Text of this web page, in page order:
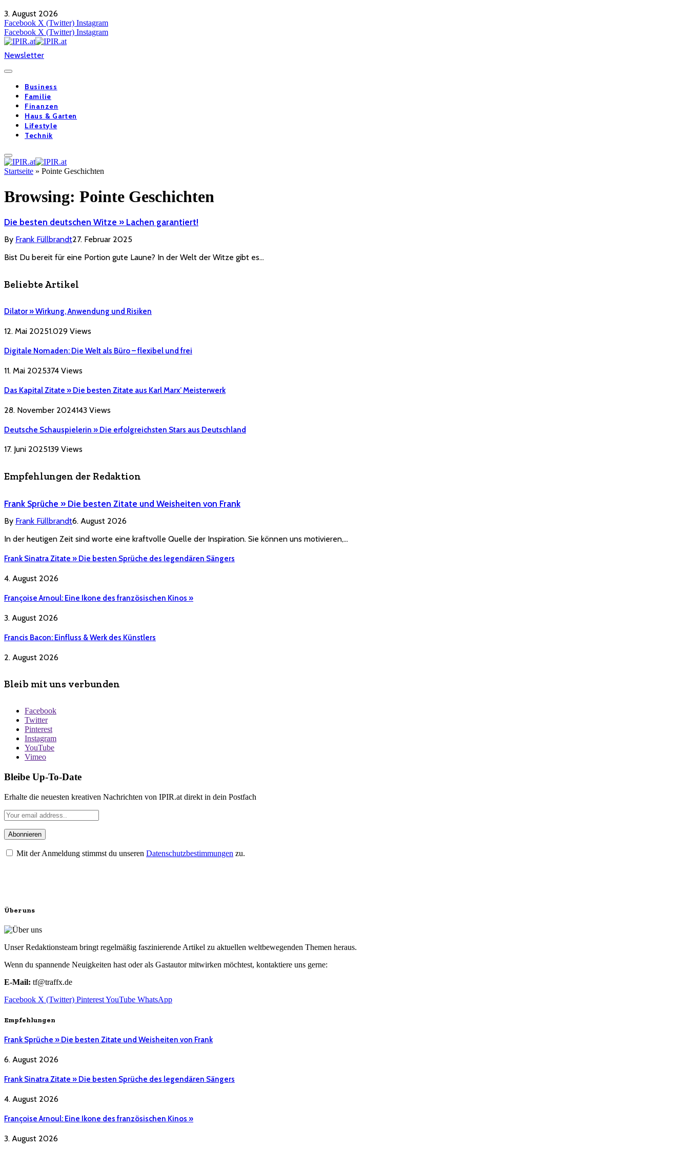
3. August 2026
Facebook X (Twitter) Instagram
Facebook X (Twitter) Instagram
Newsletter
Business
Familie
Finanzen
Haus & Garten
Lifestyle
Technik
Startseite » Pointe Geschichten
Browsing: Pointe Geschichten
Die besten deutschen Witze » Lachen garantiert!
By Frank Füllbrandt27. Februar 2025
Bist Du bereit für eine Portion gute Laune? In der Welt der Witze gibt es…
Beliebte Artikel
Dilator » Wirkung, Anwendung und Risiken
12. Mai 20251.029 Views
Digitale Nomaden: Die Welt als Büro – flexibel und frei
11. Mai 2025374 Views
Das Kapital Zitate » Die besten Zitate aus Karl Marx’ Meisterwerk
28. November 2024143 Views
Deutsche Schauspielerin » Die erfolgreichsten Stars aus Deutschland
17. Juni 2025139 Views
Empfehlungen der Redaktion
Frank Sprüche » Die besten Zitate und Weisheiten von Frank
By Frank Füllbrandt6. August 2026
In der heutigen Zeit sind worte eine kraftvolle Quelle der Inspiration. Sie können uns motivieren,…
Frank Sinatra Zitate » Die besten Sprüche des legendären Sängers
4. August 2026
Françoise Arnoul: Eine Ikone des französischen Kinos »
3. August 2026
Francis Bacon: Einfluss & Werk des Künstlers
2. August 2026
Bleib mit uns verbunden
Facebook
Twitter
Pinterest
Instagram
YouTube
Vimeo
Bleibe Up-To-Date
Erhalte die neuesten kreativen Nachrichten von IPIR.at direkt in dein Postfach
Mit der Anmeldung stimmst du unseren Datenschutzbestimmungen zu.
Über uns
Unser Redaktionsteam bringt regelmäßig faszinierende Artikel zu aktuellen weltbewegenden Themen heraus.
Wenn du spannende Neuigkeiten hast oder als Gastautor mitwirken möchtest, kontaktiere uns gerne:
E-Mail: tf@traffx.de
Facebook X (Twitter) PinterestYouTube WhatsApp
Empfehlungen
Frank Sprüche » Die besten Zitate und Weisheiten von Frank
6. August 2026
Frank Sinatra Zitate » Die besten Sprüche des legendären Sängers
4. August 2026
Françoise Arnoul: Eine Ikone des französischen Kinos »
3. August 2026